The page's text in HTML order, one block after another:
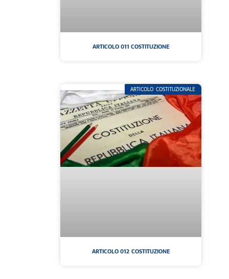
ARTICOLO 011 COSTITUZIONE
ARTICOLO COSTITUZIONALE
ARTICOLO 012 COSTITUZIONE